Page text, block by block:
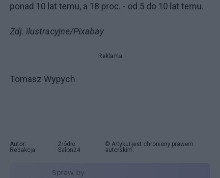
ponad 10 lat temu, a 18 proc. - od 5 do 10 lat temu.
Zdj. ilustracyjne/Pixabay
Reklama
Tomasz Wypych
Autor:
Redakcja
Źródło:
Salon24
© Artykuł jest chroniony prawem
autorskim.